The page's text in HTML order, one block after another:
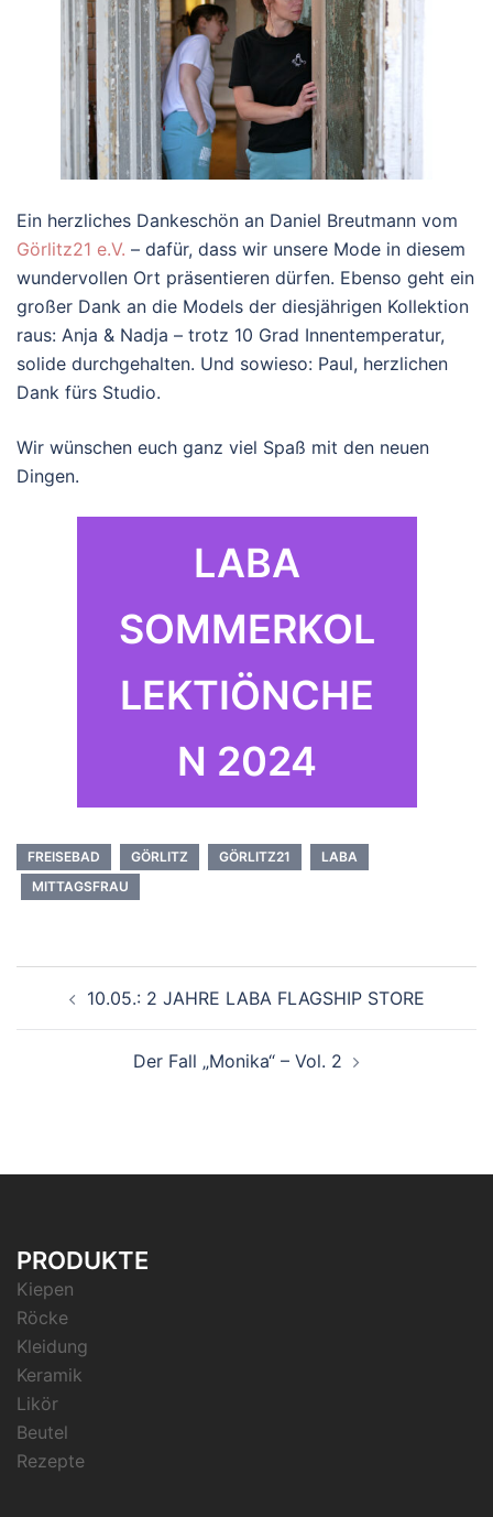
Ein herzliches Dankeschön an Daniel Breutmann vom
Görlitz21 e.V. – dafür, dass wir unsere Mode in diesem
wundervollen Ort präsentieren dürfen. Ebenso geht ein
großer Dank an die Models der diesjährigen Kollektion
raus: Anja & Nadja – trotz 10 Grad Innentemperatur,
solide durchgehalten. Und sowieso: Paul, herzlichen
Dank fürs Studio.
Wir wünschen euch ganz viel Spaß mit den neuen
Dingen.
LABA
SOMMERKOL
LEKTIÖNCHE
N 2024
FREISEBAD GÖRLITZ GÖRLITZ21
LABA
MITTAGSFRAU
Navigation
10.05.: 2 JAHRE LABA FLAGSHIP STORE
Der Fall „Monika“ – Vol. 2
PRODUKTE
Kiepen
Röcke
Kleidung
Keramik
Likör
Beutel
Rezepte